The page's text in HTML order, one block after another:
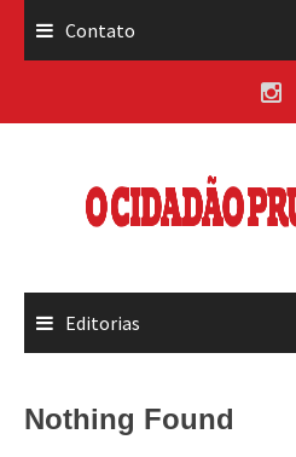
Contato
Editorias
Nothing Found